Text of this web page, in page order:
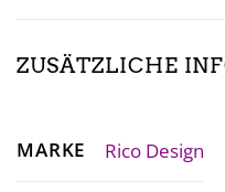
ZUSÄTZLICHE
MARKE Rico Design